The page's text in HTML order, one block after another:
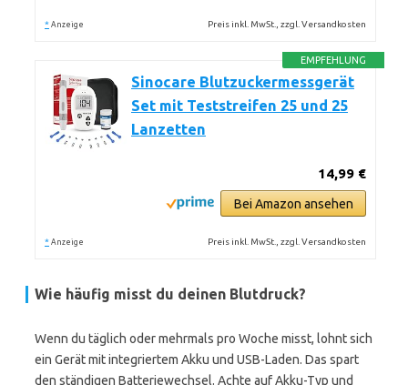
* Anzeige Preis inkl. MwSt., zzgl. Versandkosten
EMPFEHLUNG
Sinocare Blutzuckermessgerät
Set mit Teststreifen 25 und 25
Lanzetten
14,99 €
Bei Amazon ansehen
* Anzeige Preis inkl. MwSt., zzgl. Versandkosten
Wie häufig misst du deinen Blutdruck?
Wenn du täglich oder mehrmals pro Woche misst, lohnt sich
ein Gerät mit integriertem Akku und USB-Laden. Das spart
den ständigen Batteriewechsel. Achte auf Akku-Typ und